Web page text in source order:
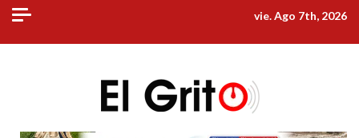
Skip
content
vie. Ago 7th, 2026